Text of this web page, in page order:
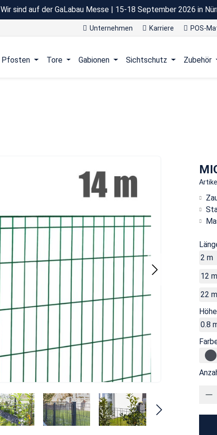
Wir sind auf der GaLabau Messe | 15-18 September 2026 in
Unternehmen Karriere POS-
Pfosten Tore Gabionen Sichtschutz Zubehör
2 m
12 m
22 m
Höhe
0.8